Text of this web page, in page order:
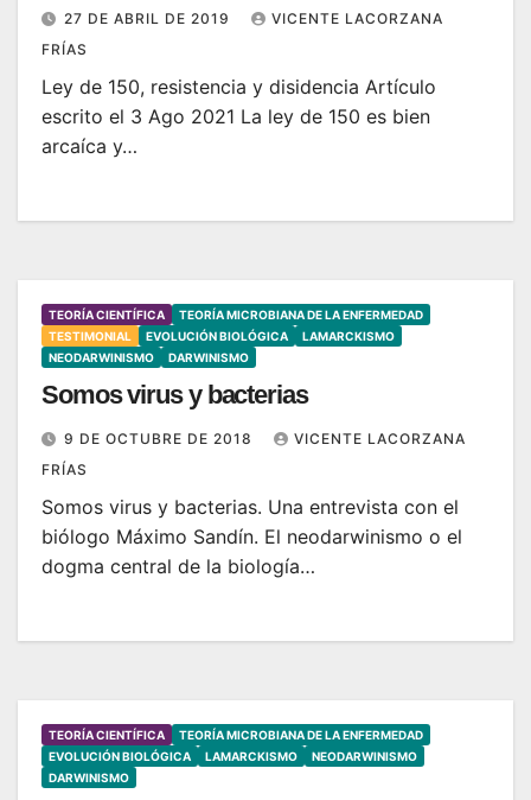
27 DE ABRIL DE 2019
VICENTE LACORZANA
FRÍAS
Ley de 150, resistencia y disidencia Artículo
escrito el 3 Ago 2021 La ley de 150 es bien
arcaíca y…
TEORÍA CIENTÍFICA
TEORÍA MICROBIANA DE LA ENFERMEDAD
TESTIMONIAL
EVOLUCIÓN BIOLÓGICA
LAMARCKISMO
NEODARWINISMO
DARWINISMO
Somos virus y bacterias
9 DE OCTUBRE DE 2018
VICENTE LACORZANA
FRÍAS
Somos virus y bacterias. Una entrevista con el
biólogo Máximo Sandín. El neodarwinismo o el
dogma central de la biología…
TEORÍA CIENTÍFICA
TEORÍA MICROBIANA DE LA ENFERMEDAD
EVOLUCIÓN BIOLÓGICA
LAMARCKISMO
NEODARWINISMO
DARWINISMO